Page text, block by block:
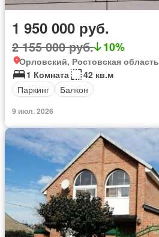
1 950 000 руб.
2 155 000 руб. 10%
Орловский, Ростовская область
1 Комната
42 кв.м
Паркинг
Балкон
9 июл. 2026